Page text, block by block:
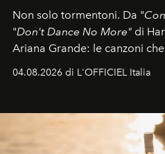
Non solo tormentoni. Da "
"Don't Dance No More" di
Ariana Grande: le canzoni
colonna sonora della stagione.
04.08.2026 di L'OFFICIEL Italia